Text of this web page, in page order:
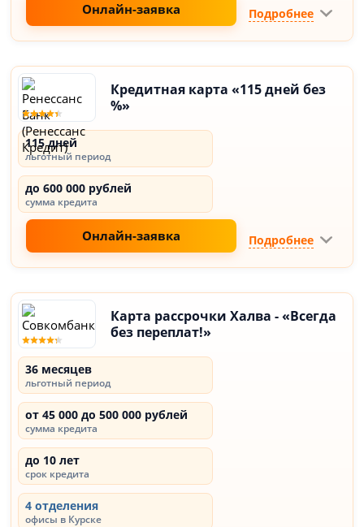
Онлайн-заявка Подробнее
Кредитная карта «115 дней без
%»
115 дней
льготный период
до 600 000 рублей
сумма кредита
Онлайн-заявка Подробнее
Карта рассрочки Халва - «Всегда
без переплат!»
36 месяцев
льготный период
от 45 000 до 500 000 рублей
сумма кредита
до 10 лет
срок кредита
4 отделения
офисы в Курске